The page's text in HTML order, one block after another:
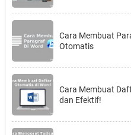
Cara Membuat
Otomatis
Cara Membuat
dan Efektif!